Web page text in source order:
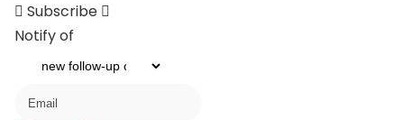
Subscribe
Notify of